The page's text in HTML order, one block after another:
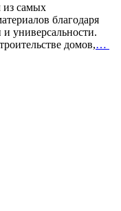
из самых
благодаря
универсальности.
домов,…